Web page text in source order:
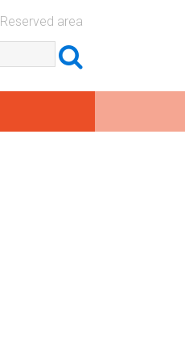
Reserved area